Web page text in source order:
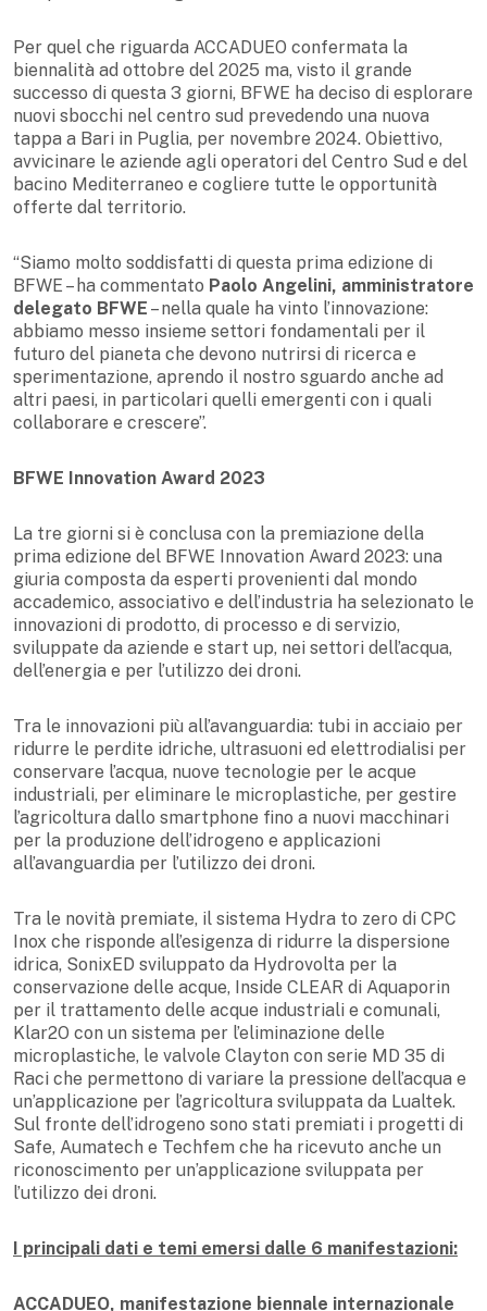
Per quel che riguarda ACCADUEO confermata la
biennalità ad ottobre del 2025 ma, visto il grande
successo di questa 3 giorni, BFWE ha deciso di esplorare
nuovi sbocchi nel centro sud prevedendo una nuova
tappa a Bari in Puglia, per novembre 2024. Obiettivo,
avvicinare le aziende agli operatori del Centro Sud e del
bacino Mediterraneo e cogliere tutte le opportunità
offerte dal territorio.
“Siamo molto soddisfatti di questa prima edizione di
BFWE – ha commentato Paolo Angelini, amministratore
delegato BFWE – nella quale ha vinto l’innovazione:
abbiamo messo insieme settori fondamentali per il
futuro del pianeta che devono nutrirsi di ricerca e
sperimentazione, aprendo il nostro sguardo anche ad
altri paesi, in particolari quelli emergenti con i quali
collaborare e crescere”.
BFWE Innovation Award 2023
La tre giorni si è conclusa con la premiazione della
prima edizione del BFWE Innovation Award 2023: una
giuria composta da esperti provenienti dal mondo
accademico, associativo e dell’industria ha selezionato le
innovazioni di prodotto, di processo e di servizio,
sviluppate da aziende e start up, nei settori dell’acqua,
dell’energia e per l’utilizzo dei droni.
Tra le innovazioni più all’avanguardia: tubi in acciaio per
ridurre le perdite idriche, ultrasuoni ed elettrodialisi per
conservare l’acqua, nuove tecnologie per le acque
industriali, per eliminare le microplastiche, per gestire
l’agricoltura dallo smartphone fino a nuovi macchinari
per la produzione dell’idrogeno e applicazioni
all’avanguardia per l’utilizzo dei droni.
Tra le novità premiate, il sistema Hydra to zero di CPC
Inox che risponde all’esigenza di ridurre la dispersione
idrica, SonixED sviluppato da Hydrovolta per la
conservazione delle acque, Inside CLEAR di Aquaporin
per il trattamento delle acque industriali e comunali,
Klar2O con un sistema per l’eliminazione delle
microplastiche, le valvole Clayton con serie MD 35 di
Raci che permettono di variare la pressione dell’acqua e
un’applicazione per l’agricoltura sviluppata da Lualtek.
Sul fronte dell’idrogeno sono stati premiati i progetti di
Safe, Aumatech e Techfem che ha ricevuto anche un
riconoscimento per un’applicazione sviluppata per
l’utilizzo dei droni.
I principali dati e temi emersi dalle 6 manifestazioni:
ACCADUEO, manifestazione biennale internazionale